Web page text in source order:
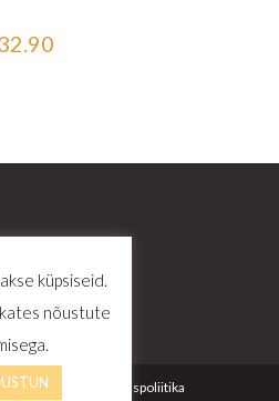
Privaatsuspoliitika
küpsiseid.
nõustute